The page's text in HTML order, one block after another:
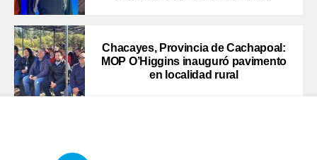
Chacayes, Provincia de Cachapoal:
MOP O’Higgins inauguró pavimento
en localidad rural